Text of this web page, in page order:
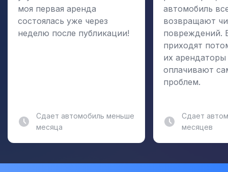
моя первая аренда
состоялась уже через
неделю после публикации!
Сдает автомобиль меньше
месяца
автомобиль
возвращают
повреждений.
приходят
их арендаторы
оплачивают
проблем.
Сдает
месяцев